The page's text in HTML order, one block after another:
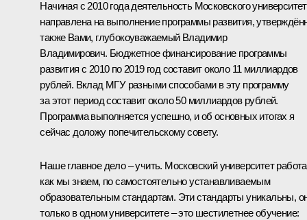
Начиная с 2010 года деятельность Московского
направлена на выполнение программы развития,
также Вами, глубокоуважаемый Владимир
Владимирович. Бюджетное финансирование программы
развития с 2010 по 2019 год составит около 11 миллиардов
рублей. Вклад МГУ разными способами в эту программу
за этот период составит около 50 миллиардов рублей.
Программа выполняется успешно, и об основных итогах я
сейчас доложу попечительскому совету.
Наше главное дело – учить. Московский университет
как мы знаем, по самостоятельно устанавливаемым
образовательным стандартам. Эти стандарты уникальны,
только в одном университете – это шестилетнее обучение: